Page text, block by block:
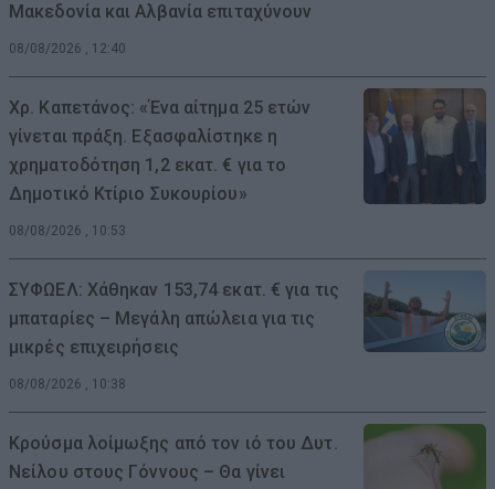
Μακεδονία και Αλβανία επιταχύνουν
08/08/2026 , 12:40
Χρ. Καπετάνος: «Ένα αίτημα 25 ετών
γίνεται πράξη. Εξασφαλίστηκε η
χρηματοδότηση 1,2 εκατ. € για το
Δημοτικό Κτίριο Συκουρίου»
08/08/2026 , 10:53
ΣΥΦΩΕΛ: Χάθηκαν 153,74 εκατ. € για τις
μπαταρίες – Μεγάλη απώλεια για τις
μικρές επιχειρήσεις
08/08/2026 , 10:38
Κρούσμα λοίμωξης από τον ιό του Δυτ.
Νείλου στους Γόννους – Θα γίνει